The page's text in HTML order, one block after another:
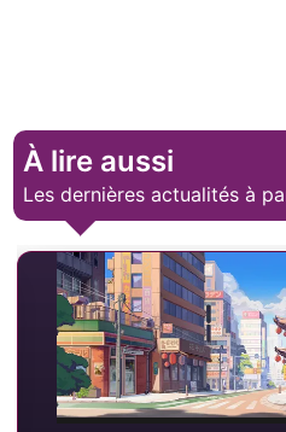
À lire aussi
Les dernières actualités à